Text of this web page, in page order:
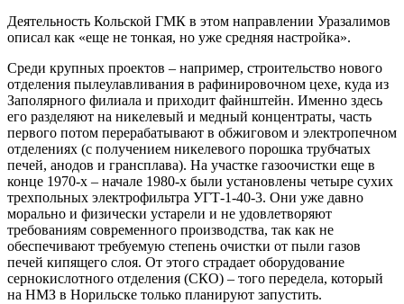
Деятельность Кольской ГМК в этом направлении Уразалимов
описал как «еще не тонкая, но уже средняя настройка».
Среди крупных проектов – например, строительство нового
отделения пылеулавливания в рафинировочном цехе, куда из
Заполярного филиала и приходит файнштейн. Именно здесь
его разделяют на никелевый и медный концентраты, часть
первого потом перерабатывают в обжиговом и электропечном
отделениях (с получением никелевого порошка трубчатых
печей, анодов и грансплава). На участке газоочистки еще в
конце 1970-х – начале 1980-х были установлены четыре сухих
трехпольных электрофильтра УГТ-1-40-3. Они уже давно
морально и физически устарели и не удовлетворяют
требованиям современного производства, так как не
обеспечивают требуемую степень очистки от пыли газов
печей кипящего слоя. От этого страдает оборудование
сернокислотного отделения (СКО) – того передела, который
на НМЗ в Норильске только планируют запустить.